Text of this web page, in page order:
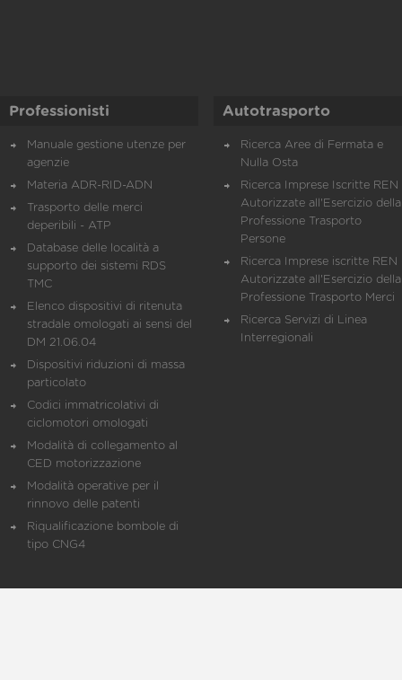
Professionisti
Manuale gestione utenze per
agenzie
Materia ADR-RID-ADN
Trasporto delle merci
deperibili - ATP
Database delle località a
supporto dei sistemi RDS
TMC
Elenco dispositivi di ritenuta
stradale omologati ai sensi del
DM 21.06.04
Dispositivi riduzioni di massa
particolato
Codici immatricolativi di
ciclomotori omologati
Modalità di collegamento al
CED motorizzazione
Modalità operative per il
rinnovo delle patenti
Riqualificazione bombole di
tipo CNG4
Autotrasporto
Ricerca Aree di Fermata e
Nulla Osta
Ricerca Imprese Iscritte REN
Autorizzate all'Esercizio della
Professione Trasporto
Persone
Ricerca Imprese iscritte REN
Autorizzate all'Esercizio della
Professione Trasporto Merci
Ricerca Servizi di Linea
Interregionali